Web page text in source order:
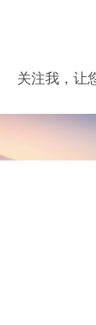
关注我，让